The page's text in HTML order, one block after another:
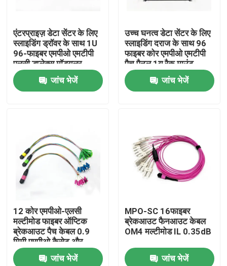
हमारे बारे में
गुणवत्ता नियंत्रण
संपर्क करें
एंटरप्राइज़ डेटा सेंटर के लिए
स्लाइडिंग ड्रॉवर के साथ 1U
96-फाइबर एमपीओ एमटीपी
एलसी डुप्लेक्स मॉड्यूलर
फाइबर पैच पैनल संलग्नक
जांच भेजें
उच्च घनत्व डेटा सेंटर के लिए
स्लाइडिंग दराज के साथ 96
फाइबर कोर एमपीओ एमटीपी
पैच पैनल 1यू रैक माउंट
जांच भेजें
12 कोर एमपीओ-एलसी
मल्टीमोड फाइबर ऑप्टिक
ब्रेकआउट पैच केबल 0.9
मिमी एमपीओ कैसेट और
मॉड्यूलर संलग्नक के लिए
जांच भेजें
MPO-SC 16फाइबर
ब्रेकआउट फैनआउट केबल
OM4 मल्टीमोड IL 0.35dB
जांच भेजें